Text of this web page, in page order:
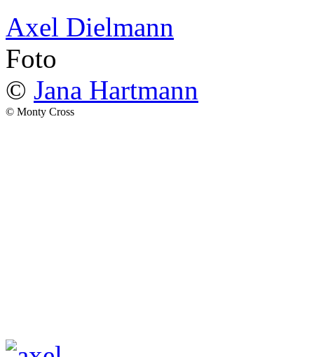
Axel Dielmann
Foto
© Jana Hartmann
© Monty Cross